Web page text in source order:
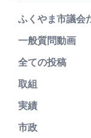
ふくやま市議会
一般質問動画
全ての投稿
取組
実績
市政